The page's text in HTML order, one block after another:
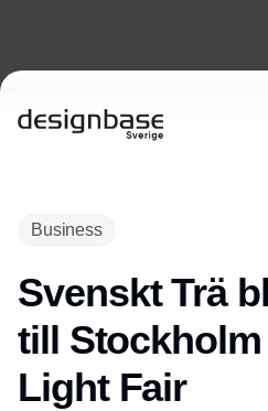
Business
Svenskt Trä
till
Light Fair